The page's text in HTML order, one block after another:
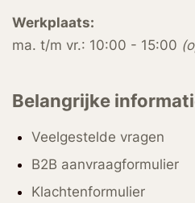
Werkplaats:
ma. t/m vr.: 10:00 - 15:00
Belangrijke
Veelgestelde vragen
B2B aanvraagformulier
Klachtenformulier